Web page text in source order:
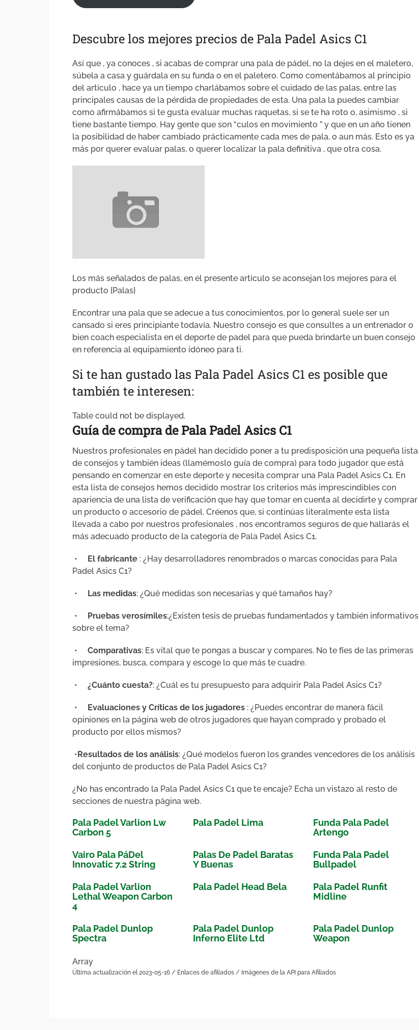
Descubre los mejores precios de Pala Padel Asics C1
Así que , ya conoces , si acabas de comprar una pala de pádel, no la dejes en el maletero,
súbela a casa y guárdala en su funda o en el paletero. Como comentábamos al principio
del artículo , hace ya un tiempo charlábamos sobre el cuidado de las palas, entre las
principales causas de la pérdida de propiedades de esta. Una pala la puedes cambiar
como afirmábamos si te gusta evaluar muchas raquetas, si se te ha roto o, asimismo , si
tiene bastante tiempo. Hay gente que son “culos en movimiento ” y que en un año tienen
la posibilidad de haber cambiado prácticamente cada mes de pala, o aun más. Esto es ya
más por querer evaluar palas, o querer localizar la pala definitiva , que otra cosa.
Los más señalados de palas, en el presente artículo se aconsejan los mejores para el
producto {Palas}
Encontrar una pala que se adecue a tus conocimientos, por lo general suele ser un
cansado si eres principiante todavía. Nuestro consejo es que consultes a un entrenador o
bien coach especialista en el deporte de padel para que pueda brindarte un buen consejo
en referencia al equipamiento idóneo para ti.
Si te han gustado las Pala Padel Asics C1 es posible que
también te interesen:
Table could not be displayed.
Guía de compra de Pala Padel Asics C1
Nuestros profesionales en pádel han decidido poner a tu predisposición una pequeña lista
de consejos y también ideas (llamémoslo guía de compra) para todo jugador que está
pensando en comenzar en este deporte y necesita comprar una Pala Padel Asics C1. En
esta lista de consejos hemos decidido mostrar los criterios más imprescindibles con
apariencia de una lista de verificación que hay que tomar en cuenta al decidirte y comprar
un producto o accesorio de pádel. Créenos que, si continúas literalmente esta lista
llevada a cabo por nuestros profesionales , nos encontramos seguros de que hallarás el
más adecuado producto de la categoría de Pala Padel Asics C1.
• El fabricante : ¿Hay desarrolladores renombrados o marcas conocidas para Pala
Padel Asics C1?
• Las medidas: ¿Qué medidas son necesarias y qué tamaños hay?
• Pruebas verosímiles:¿Existen tesis de pruebas fundamentados y también informativos
sobre el tema?
• Comparativas: Es vital que te pongas a buscar y compares. No te fíes de las primeras
impresiones, busca, compara y escoge lo que más te cuadre.
• ¿Cuánto cuesta?: ¿Cuál es tu presupuesto para adquirir Pala Padel Asics C1?
• Evaluaciones y Críticas de los jugadores : ¿Puedes encontrar de manera fácil
opiniones en la página web de otros jugadores que hayan comprado y probado el
producto por ellos mismos?
•Resultados de los análisis: ¿Qué modelos fueron los grandes vencedores de los análisis
del conjunto de productos de Pala Padel Asics C1?
¿No has encontrado la Pala Padel Asics C1 que te encaje? Echa un vistazo al resto de
secciones de nuestra página web.
Pala Padel Varlion Lw
Carbon 5
Pala Padel Lima
Funda Pala Padel
Artengo
Vairo Pala PáDel
Innovatic 7.2 String
Palas De Padel Baratas
Y Buenas
Funda Pala Padel
Bullpadel
Pala Padel Varlion
Lethal Weapon Carbon
4
Pala Padel Head Bela
Pala Padel Runfit
Midline
Pala Padel Dunlop
Spectra
Pala Padel Dunlop
Inferno Elite Ltd
Pala Padel Dunlop
Weapon
Array
Última actualización el 2023-05-16 / Enlaces de afiliados / Imágenes de la API para Afiliados